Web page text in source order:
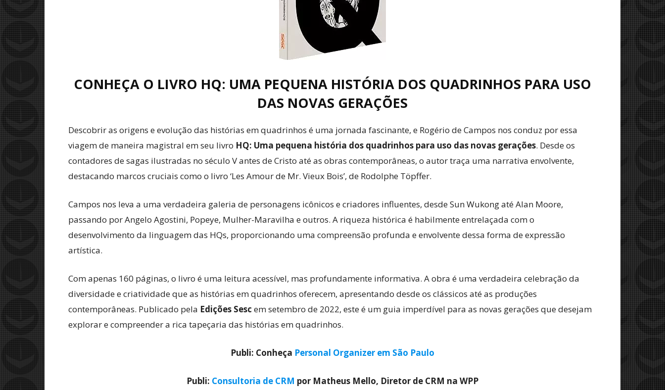
Pop!
CONHEÇA O LIVRO HQ: UMA PEQUENA HISTÓRIA DOS QUADRINHOS PARA USO
DAS NOVAS GERAÇÕES
Descobrir as origens e evolução das histórias em quadrinhos é uma jornada fascinante, e Rogério de Campos nos conduz por essa
viagem de maneira magistral em seu livro HQ: Uma pequena história dos quadrinhos para uso das novas gerações. Desde os
contadores de sagas ilustradas no século V antes de Cristo até as obras contemporâneas, o autor traça uma narrativa envolvente,
destacando marcos cruciais como o livro ‘Les Amour de Mr. Vieux Bois’, de Rodolphe Töpffer.
Campos nos leva a uma verdadeira galeria de personagens icônicos e criadores influentes, desde Sun Wukong até Alan Moore,
passando por Angelo Agostini, Popeye, Mulher-Maravilha e outros. A riqueza histórica é habilmente entrelaçada com o
desenvolvimento da linguagem das HQs, proporcionando uma compreensão profunda e envolvente dessa forma de expressão
artística.
Com apenas 160 páginas, o livro é uma leitura acessível, mas profundamente informativa. A obra é uma verdadeira celebração da
diversidade e criatividade que as histórias em quadrinhos oferecem, apresentando desde os clássicos até as produções
contemporâneas. Publicado pela Edições Sesc em setembro de 2022, este é um guia imperdível para as novas gerações que desejam
explorar e compreender a rica tapeçaria das histórias em quadrinhos.
Publi: Conheça Personal Organizer em São Paulo
Publi: Consultoria de CRM por Matheus Mello, Diretor de CRM na WPP